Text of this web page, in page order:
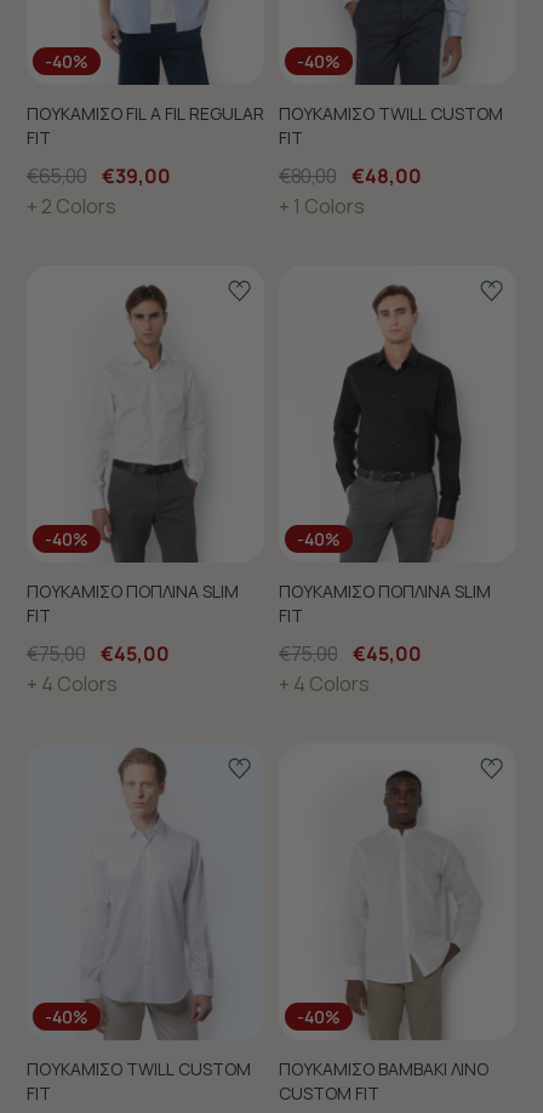
-40%
ΠΟΥΚΑΜΙΣΟ FIL A FIL REGULAR
FIT
€65,00 €39,00
+ 2 Colors
-40%
ΠΟΥΚΑΜΙΣΟ TWILL CUSTOM
FIT
€80,00 €48,00
+ 1 Colors
-40%
ΠΟΥΚΑΜΙΣΟ ΠΟΠΛΙΝΑ SLIM
FIT
€75,00 €45,00
+ 4 Colors
-40%
ΠΟΥΚΑΜΙΣΟ ΠΟΠΛΙΝΑ SLIM
FIT
€75,00 €45,00
+ 4 Colors
-40%
ΠΟΥΚΑΜΙΣΟ TWILL CUSTOM
FIT
-40%
ΠΟΥΚΑΜΙΣΟ ΒΑΜΒΑΚΙ ΛΙΝΟ
CUSTOM FIT